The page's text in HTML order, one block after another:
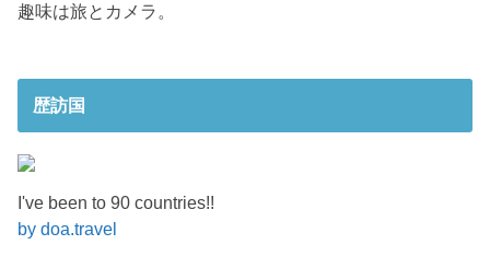
趣味は旅とカメラ。
歴訪国
I've been to 90 countries!!
by doa.travel